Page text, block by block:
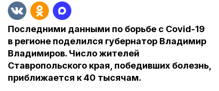
Последними данными по борьбе с Covid-19
в регионе поделился губернатор Владимир
Владимиров. Число жителей
Ставропольского края, победивших болезнь,
приближается к 40 тысячам.